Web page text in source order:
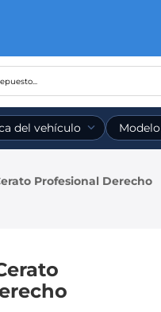
del repuesto...
del vehículo Modelo
Profesional Derecho